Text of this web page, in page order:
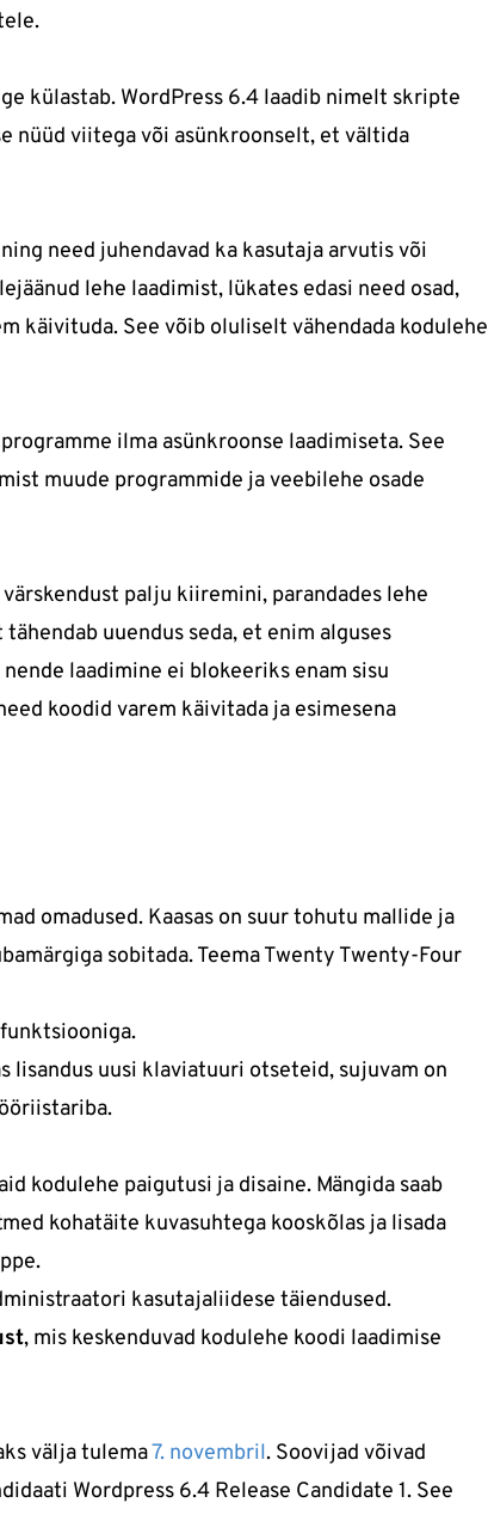
külastab. WordPress 6.4 laadib nimelt skripte
nüüd viitega või asünkroonselt, et vältida
need juhendavad ka kasutaja arvutis või
lehe laadimist, lükates edasi need osad,
käivituda. See võib oluliselt vähendada kodulehe
ilma asünkroonse laadimiseta. See
muude programmide ja veebilehe osade
palju kiiremini, parandades lehe
uuendus seda, et enim alguses
laadimine ei blokeeriks enam sisu
koodid varem käivitada ja esimesena
omadused. Kaasas on suur tohutu mallide ja
sobitada. Teema Twenty Twenty-Four
lisandus uusi klaviatuuri otseteid, sujuvam on
kodulehe paigutusi ja disaine. Mängida saab
kohatäite kuvasuhtega kooskõlas ja lisada
kasutajaliidese täiendused.
, mis keskenduvad kodulehe koodi laadimise
välja tulema7. novembril. Soovijad võivad
Wordpress 6.4 Release Candidate 1. See